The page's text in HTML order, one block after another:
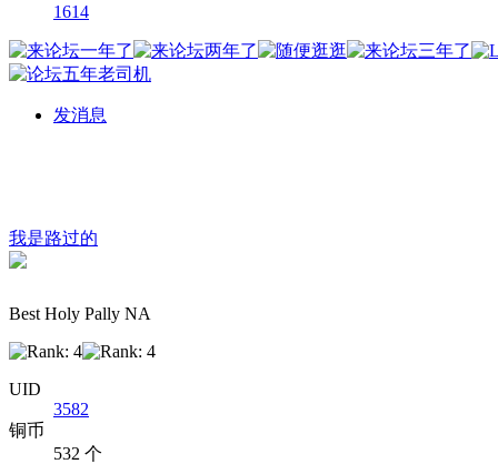
1614
发消息
我是路过的
Best Holy Pally NA
UID
3582
铜币
532 个